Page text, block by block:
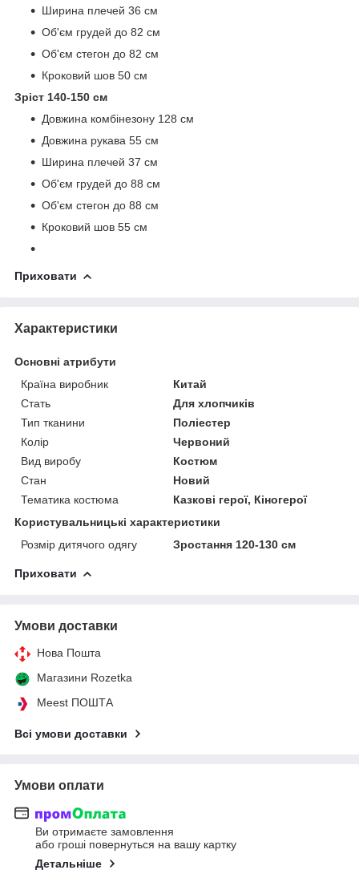
Ширина плечей 36 см
Об'єм грудей до 82 см
Об'єм стегон до 82 см
Кроковий шов 50 см
Зріст 140-150 см
Довжина комбінезону 128 см
Довжина рукава 55 см
Ширина плечей 37 см
Об'єм грудей до 88 см
Об'єм стегон до 88 см
Кроковий шов 55 см
Приховати
Характеристики
Основні атрибути
Країна виробник
Китай
Стать
Для хлопчиків
Тип тканини
Поліестер
Колір
Червоний
Вид виробу
Костюм
Стан
Новий
Тематика костюма
Казкові герої, Кіногерої
Користувальницькі характеристики
Розмір дитячого одягу
Зростання 120-130 см
Приховати
Умови доставки
Нова Пошта
Магазини Rozetka
Meest ПОШТА
Всі умови доставки
Умови оплати
Ви отримаєте замовлення
або гроші повернуться на вашу картку
Детальніше